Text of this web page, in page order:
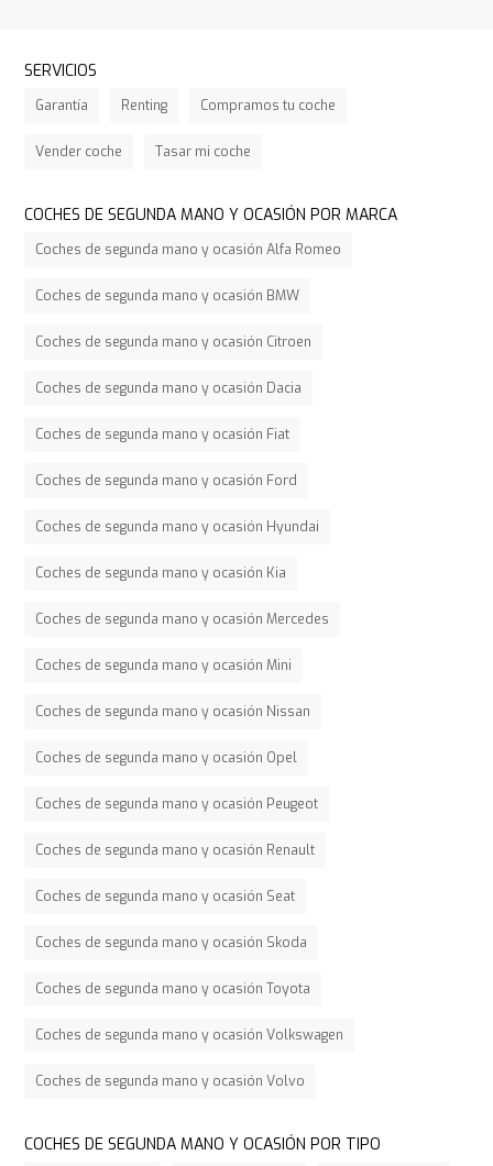
SERVICIOS
Garantía Renting Compramos tu coche
Vender coche Tasar mi coche
COCHES DE SEGUNDA MANO Y OCASIÓN POR MARCA
Coches de segunda mano y ocasión Alfa Romeo
Coches de segunda mano y ocasión BMW
Coches de segunda mano y ocasión Citroen
Coches de segunda mano y ocasión Dacia
Coches de segunda mano y ocasión Fiat
Coches de segunda mano y ocasión Ford
Coches de segunda mano y ocasión Hyundai
Coches de segunda mano y ocasión Kia
Coches de segunda mano y ocasión Mercedes
Coches de segunda mano y ocasión Mini
Coches de segunda mano y ocasión Nissan
Coches de segunda mano y ocasión Opel
Coches de segunda mano y ocasión Peugeot
Coches de segunda mano y ocasión Renault
Coches de segunda mano y ocasión Seat
Coches de segunda mano y ocasión Skoda
Coches de segunda mano y ocasión Toyota
Coches de segunda mano y ocasión Volkswagen
Coches de segunda mano y ocasión Volvo
COCHES DE SEGUNDA MANO Y OCASIÓN POR TIPO